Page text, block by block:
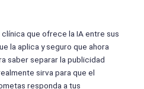
que ofrece la IA entre sus
la aplica y seguro que ahora
saber separar la publicidad
sirva para que el
responda a tus